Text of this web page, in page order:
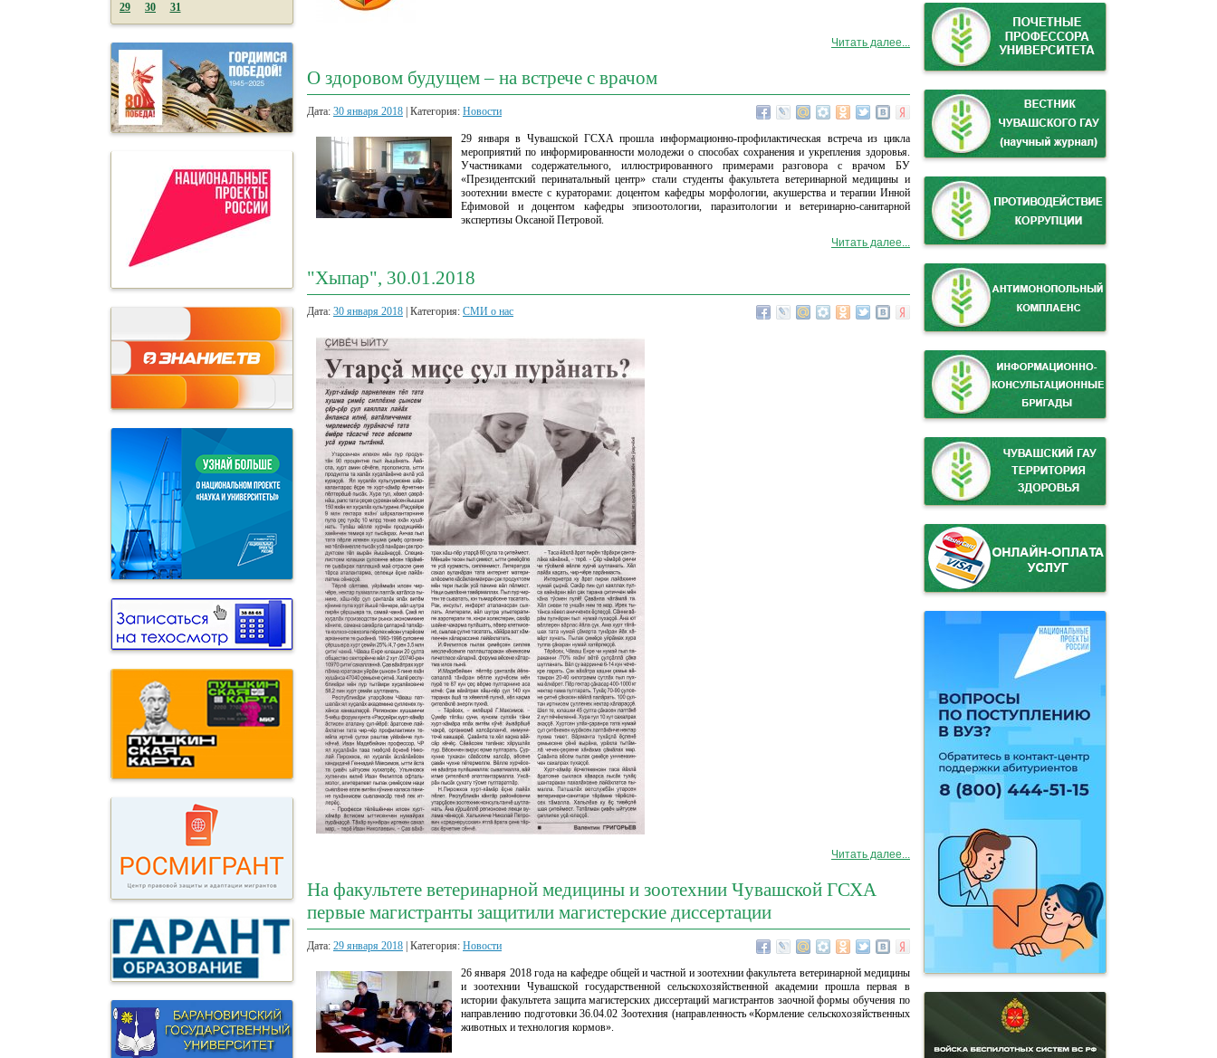
29 30 31
Читать далее...
О здоровом будущем – на встрече с врачом
Дата: 30 января 2018 | Категория: Новости
29 января в Чувашской ГСХА прошла информационно-профилактическая встреча из цикла
мероприятий по информированности молодежи о способах сохранения и укрепления здоровья.
Участниками содержательного, иллюстрированного примерами разговора с врачом БУ
«Президентский перинатальный центр» стали студенты факультета ветеринарной медицины и
зоотехнии вместе с кураторами: доцентом кафедры морфологии, акушерства и терапии Инной
Ефимовой и доцентом кафедры эпизоотологии, паразитологии и ветеринарно-санитарной
экспертизы Оксаной Петровой.
Читать далее...
"Хыпар", 30.01.2018
Дата: 30 января 2018 | Категория: СМИ о нас
Читать далее...
На факультете ветеринарной медицины и зоотехнии Чувашской ГСХА
первые магистранты защитили магистерские диссертации
Дата: 29 января 2018 | Категория: Новости
26 января 2018 года на кафедре общей и частной и зоотехнии факультета ветеринарной медицины
и зоотехнии Чувашской государственной сельскохозяйственной академии прошла первая в
истории факультета защита магистерских диссертаций магистрантов заочной формы обучения по
направлению подготовки 36.04.02 Зоотехния (направленность «Кормление сельскохозяйственных
животных и технология кормов».